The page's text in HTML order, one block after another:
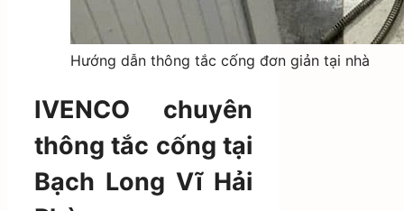
Hướng dẫn thông tắc cống đơn giản tại nhà
IVENCO chuyên
thông tắc cống tại
Bạch Long Vĩ Hải